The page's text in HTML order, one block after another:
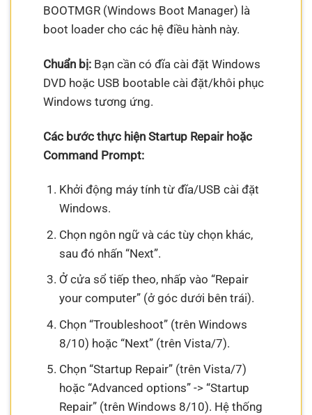
BOOTMGR (Windows Boot Manager) là
boot loader cho các hệ điều hành này.
Chuẩn bị: Bạn cần có đĩa cài đặt Windows
DVD hoặc USB bootable cài đặt/khôi phục
Windows tương ứng.
Các bước thực hiện Startup Repair hoặc
Command Prompt:
Khởi động máy tính từ đĩa/USB cài đặt
Windows.
Chọn ngôn ngữ và các tùy chọn khác,
sau đó nhấn “Next”.
Ở cửa sổ tiếp theo, nhấp vào “Repair
your computer” (ở góc dưới bên trái).
Chọn “Troubleshoot” (trên Windows
8/10) hoặc “Next” (trên Vista/7).
Chọn “Startup Repair” (trên Vista/7)
hoặc “Advanced options” -> “Startup
Repair” (trên Windows 8/10). Hệ thống